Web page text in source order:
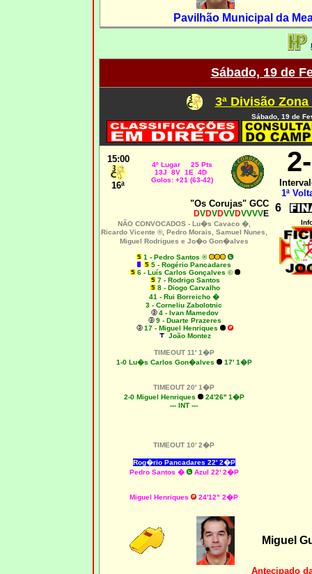
Pavilhão Municipal da
Sábado, 19 de
3ª Divisão
Sábado, 19 de
15:00
16ª
4º Lugar 25 Pts
13J 8V 1E 4D
Golos: +21 (63-42)
2-
1ª
"Os Corujas" GCC
DVDVDVVDVVVVE 6
NÃO CONVOCADOS - Lu�s Cavaco �,
Ricardo Vicente ®, Pedro Morais, Samuel Nunes,
Miguel Rodrigues e Jo�o Gon�alves
1 - Pedro Santos ®
5 - Rogério Pancadares
6 - Luís Carlos Gonçalves ©
7 - Rodrigo Santos
8 - Diogo Carvalho
41 - Rui Borreicho �
3 - Corneliu Zabolotnic
4 - Ivan Mamedov
9 - Duarte Prazeres
17 - Miguel Henriques
João Montez
TIMEOUT 11' 1�P
1-0 Lu�s Carlos Gon�alves
17' 1�P
TIMEOUT 20' 1�P
2-0 Miguel Henriques
24'26'' 1�P
--- INT ---
TIMEOUT 10' 2�P
Rog�rio Pancadares 22' 2�P
Pedro Santos �
Azul 22' 2�P
Miguel Henriques 24'12" 2�P
Miguel
Antecipado